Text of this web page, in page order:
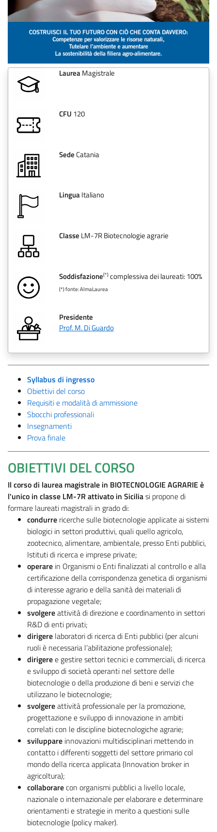
LaureaMagistrale
CFU 120
Sede Catania
LinguaItaliano
Classe LM-7R Biotecnologie agrarie
Soddisfazione(*)complessiva dei laureati: 100%
(*) fonte: AlmaLaurea
Presidente
Prof. M. Di Guardo
Syllabus di ingresso
Obiettivi del corso
Requisiti e modalità di ammissione
Sbocchi professionali
Insegnamenti
Prova finale
OBIETTIVI DEL CORSO
Il corso di laurea magistrale in BIOTECNOLOGIE AGRARIE è
l'unico in classe LM-7R attivato in Siciliasi propone di
formare laureati magistrali in grado di:
condurre ricerche sulle biotecnologie applicate ai sistemi
biologici in settori produttivi, quali quello agricolo,
zootecnico, alimentare, ambientale, presso Enti pubblici,
Istituti di ricerca e imprese private;
operare in Organismi o Enti finalizzati al controllo e alla
certificazione della corrispondenza genetica di organismi
di interesse agrario e della sanità dei materiali di
propagazione vegetale;
svolgereattività di direzione e coordinamento in settori
R&D di enti privati;
dirigere laboratori di ricerca di Enti pubblici (per alcuni
ruoli è necessaria l’abilitazione professionale);
dirigeree gestire settori tecnici e commerciali, di ricerca
e sviluppo di società operanti nel settore delle
biotecnologie o della produzione di beni e servizi che
utilizzano le biotecnologie;
svolgereattività professionale per la promozione,
progettazione e sviluppo di innovazione in ambiti
correlati con le discipline biotecnologiche agrarie;
sviluppare innovazioni multidisciplinari mettendo in
contatto i differenti soggetti del settore primario col
mondo della ricerca applicata (Innovation broker in
agricoltura);
collaborarecon organismi pubblici a livello locale,
nazionale o internazionale per elaborare e determinare
orientamenti e strategie in merito a questioni sulle
biotecnologie (policy maker).